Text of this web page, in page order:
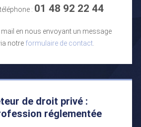
: 01 48 92 22 44
en nous envoyant un message
notre formulaire de contact.
de droit privé :
réglementée